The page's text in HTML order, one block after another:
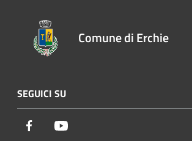
Comune di Erchie
SEGUICI SU
Facebook